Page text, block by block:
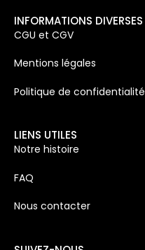
INFORMATIONS DIVERSES
CGU et CGV
Mentions légales
Politique de confidentialité
LIENS UTILES
Notre histoire
FAQ
Nous contacter